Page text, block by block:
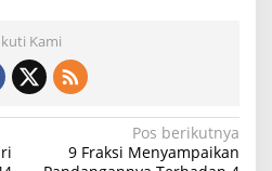
Kami
Pos berikutnya
9 Fraksi Menyampaikan